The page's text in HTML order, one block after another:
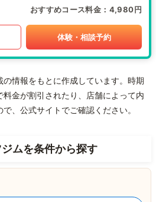
おすすめコース料金 4,980円
体験・相談予約
情報をもとに作成しています。時期
金が割引されたり、店舗によって内
、公式サイトでご確認ください。
ムを条件から探す